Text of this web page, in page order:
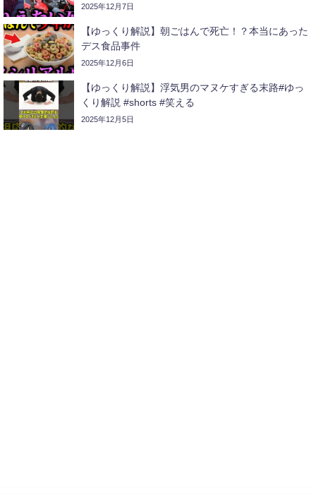
2025年12月7日
【ゆっくり解説】朝ごはんで死亡！？本当にあった
デス食品事件
2025年12月6日
【ゆっくり解説】浮気男のマヌケすぎる末路#ゆっ
くり解説 #shorts #笑える
2025年12月5日